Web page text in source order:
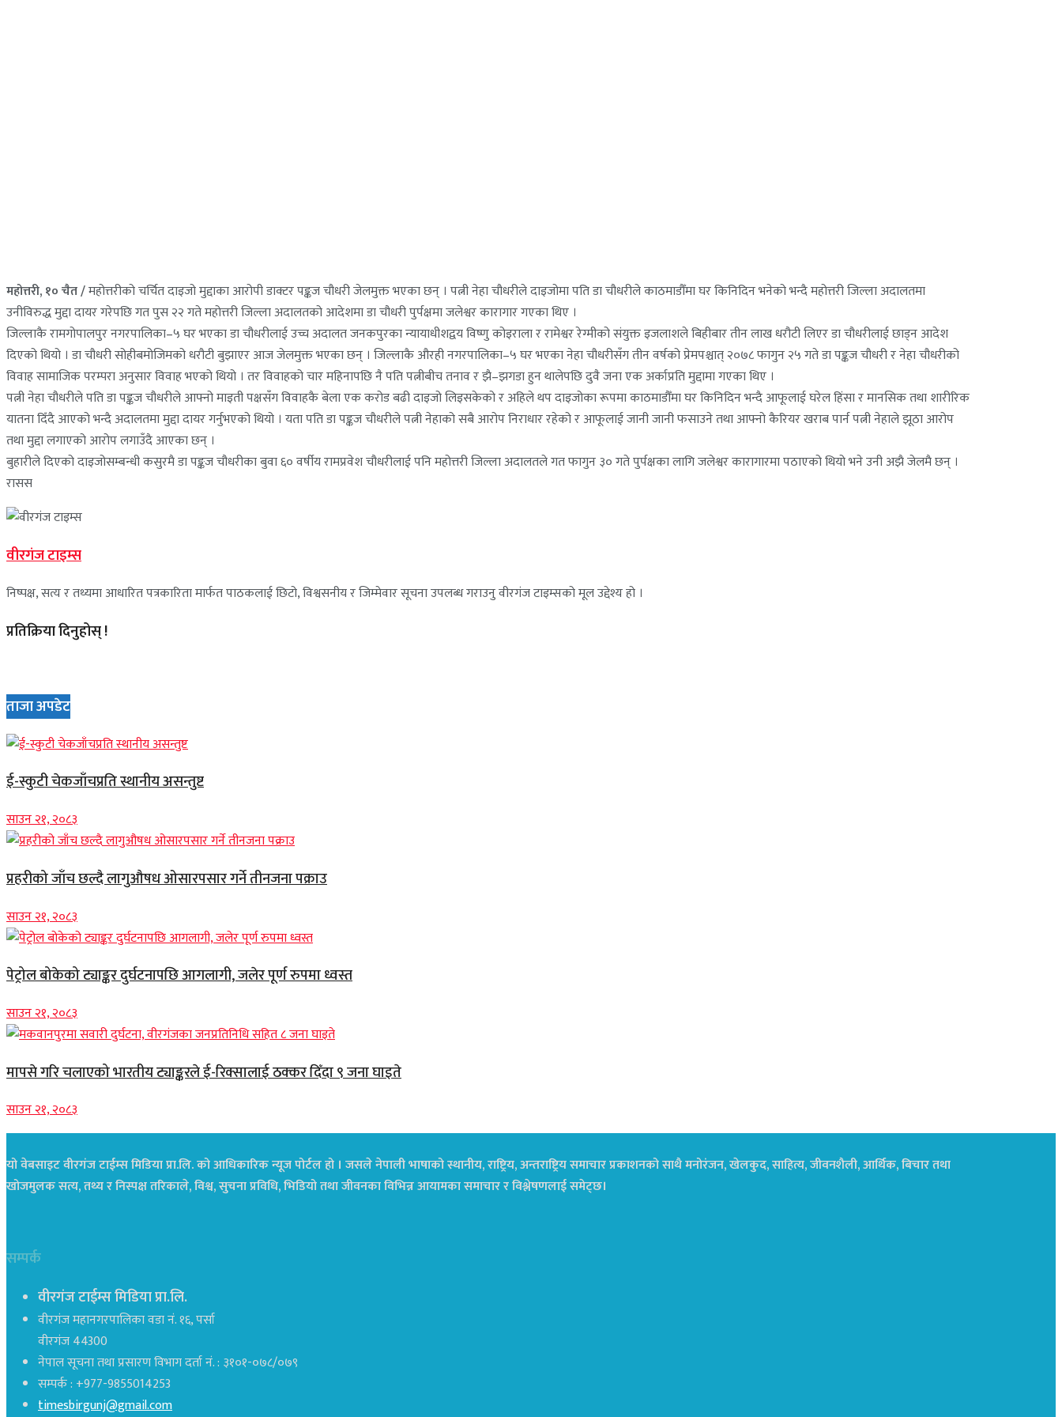
महोत्तरी, १० चैत /महोत्तरीको चर्चित दाइजो मुद्दाका आरोपी डाक्टर पङ्कज चौधरी जेलमुक्त भएका छन् । पत्नी नेहा चौधरीले दाइजोमा पति डा चौधरीले काठमाडौँमा घर किनिदिन भनेको भन्दै महोत्तरी जिल्ला अदालतमा
उनीविरुद्ध मुद्दा दायर गरेपछि गत पुस २२ गते महोत्तरी जिल्ला अदालतको आदेशमा डा चौधरी पुर्पक्षमा जलेश्वर कारागार गएका थिए ।
जिल्लाकै रामगोपालपुर नगरपालिका–५ घर भएका डा चौधरीलाई उच्च अदालत जनकपुरका न्यायाधीशद्वय विष्णु कोइराला र रामेश्वर रेग्मीको संयुक्त इजलाशले बिहीबार तीन लाख धरौटी लिएर डा चौधरीलाई छाड्न आदेश
दिएको थियो । डा चौधरी सोहीबमोजिमको धरौटी बुझाएर आज जेलमुक्त भएका छन् । जिल्लाकै औरही नगरपालिका–५ घर भएका नेहा चौधरीसँग तीन वर्षको प्रेमपश्चात् २०७८ फागुन २५ गते डा पङ्कज चौधरी र नेहा चौधरीको
विवाह सामाजिक परम्परा अनुसार विवाह भएको थियो । तर विवाहको चार महिनापछि नै पति पत्नीबीच तनाव र झै–झगडा हुन थालेपछि दुवै जना एक अर्काप्रति मुद्दामा गएका थिए ।
पत्नी नेहा चौधरीले पति डा पङ्कज चौधरीले आफ्नो माइती पक्षसँग विवाहकै बेला एक करोड बढी दाइजो लिइसकेको र अहिले थप दाइजोका रूपमा काठमाडौँमा घर किनिदिन भन्दै आफूलाई घरेल हिंसा र मानसिक तथा शारीरिक
यातना दिँदै आएको भन्दै अदालतमा मुद्दा दायर गर्नुभएको थियो । यता पति डा पङ्कज चौधरीले पत्नी नेहाको सबै आरोप निराधार रहेको र आफूलाई जानी जानी फसाउने तथा आफ्नो कैरियर खराब पार्न पत्नी नेहाले झूठा आरोप
तथा मुद्दा लगाएको आरोप लगाउँदै आएका छन् ।
बुहारीले दिएको दाइजोसम्बन्धी कसुरमै डा पङ्कज चौधरीका बुवा ६० वर्षीय रामप्रवेश चौधरीलाई पनि महोत्तरी जिल्ला अदालतले गत फागुन ३० गते पुर्पक्षका लागि जलेश्वर कारागारमा पठाएको थियो भने उनी अझै जेलमै छन् ।
रासस
वीरगंज टाइम्स
निष्पक्ष, सत्य र तथ्यमा आधारित पत्रकारिता मार्फत पाठकलाई छिटो, विश्वसनीय र जिम्मेवार सूचना उपलब्ध गराउनु वीरगंज टाइम्सको मूल उद्देश्य हो ।
प्रतिक्रिया दिनुहोस् !
ताजा अपडेट
ई-स्कुटी चेकजाँचप्रति स्थानीय असन्तुष्ट
साउन २१, २०८३
प्रहरीको जाँच छल्दै लागुऔषध ओसारपसार गर्ने तीनजना पक्राउ
साउन २१, २०८३
पेट्रोल बोकेको ट्याङ्कर दुर्घटनापछि आगलागी, जलेर पूर्ण रुपमा ध्वस्त
साउन २१, २०८३
मापसे गरि चलाएको भारतीय ट्याङ्करले ई-रिक्सालाई ठक्कर दिँदा ९ जना घाइते
साउन २१, २०८३
यो वेबसाइट वीरगंज टाईम्स मिडिया प्रा.लि. को आधिकारिक न्यूज पोर्टल हो । जसले नेपाली भाषाको स्थानीय, राष्ट्रिय, अन्तराष्ट्रिय समाचार प्रकाशनको साथै मनोरंजन, खेलकुद, साहित्य, जीवनशैली, आर्थिक, बिचार तथा
खोजमुलक सत्य, तथ्य र निस्पक्ष तरिकाले, विश्व, सुचना प्रविधि, भिडियो तथा जीवनका विभिन्न आयामका समाचार र विश्लेषणलाई समेट्छ।
सम्पर्क
वीरगंज टाईम्स मिडिया प्रा.लि.
वीरगंज महानगरपालिका वडा नं. १६, पर्सा
वीरगंज 44300
नेपाल सूचना तथा प्रसारण विभाग दर्ता नं. : ३१०१-०७८/०७९
सम्पर्क : +977-9855014253
timesbirgunj@gmail.com